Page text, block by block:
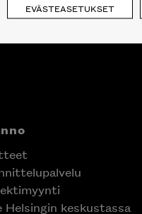
Helsingin keskustassa
EVÄSTEASETUKSET